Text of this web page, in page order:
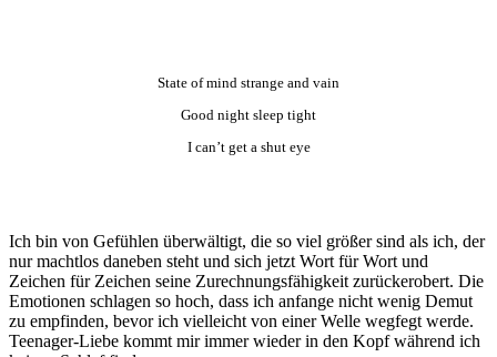
State of mind strange and vain
Good night sleep tight
I can’t get a shut eye
Ich bin von Gefühlen überwältigt, die so viel größer sind als ich, der
nur machtlos daneben steht und sich jetzt Wort für Wort und
Zeichen für Zeichen seine Zurechnungsfähigkeit zurückerobert. Die
Emotionen schlagen so hoch, dass ich anfange nicht wenig Demut
zu empfinden, bevor ich vielleicht von einer Welle wegfegt werde.
Teenager-Liebe kommt mir immer wieder in den Kopf während ich